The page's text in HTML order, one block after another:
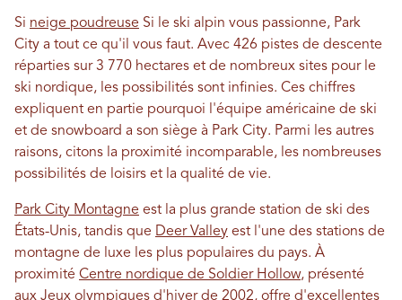
Si neige poudreuse Si le ski alpin vous passionne, Park
City a tout ce qu'il vous faut. Avec 426 pistes de descente
réparties sur 3 770 hectares et de nombreux sites pour le
ski nordique, les possibilités sont infinies. Ces chiffres
expliquent en partie pourquoi l'équipe américaine de ski
et de snowboard a son siège à Park City. Parmi les autres
raisons, citons la proximité incomparable, les nombreuses
possibilités de loisirs et la qualité de vie.
Park City Montagne est la plus grande station de ski des
États-Unis, tandis que Deer Valley est l'une des stations de
montagne de luxe les plus populaires du pays. À
proximité Centre nordique de Soldier Hollow, présenté
aux Jeux olympiques d'hiver de 2002, offre d'excellentes